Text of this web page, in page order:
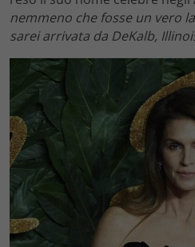
nemmeno che fosse un vero
sarei arrivata da DeKalb,